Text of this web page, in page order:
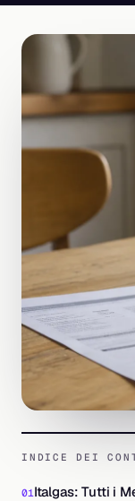
INDICE DEI
Italgas: Tutti i